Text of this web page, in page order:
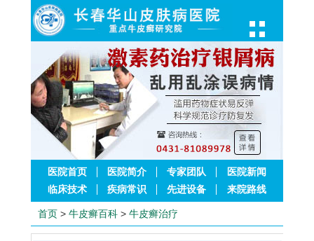
医院首页 医院简介 专家团队
医院新闻
临床技术
疾病常识 先进设备 来院路线
首页 > 牛皮癣百科 > 牛皮癣治疗